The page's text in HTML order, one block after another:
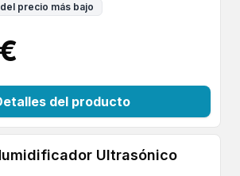
precio más bajo
del producto
Ultrasónico